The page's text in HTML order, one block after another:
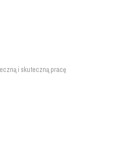
i skuteczną pracę